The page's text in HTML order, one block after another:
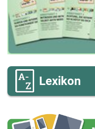
Lexikon